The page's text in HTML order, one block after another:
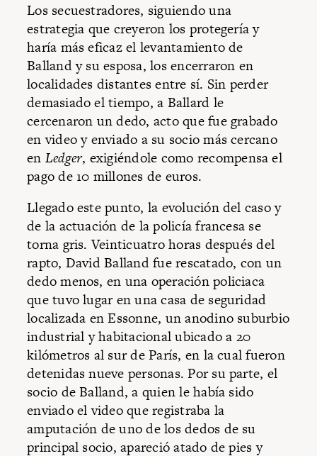
Los secuestradores, siguiendo una
estrategia que creyeron los protegería y
haría más eficaz el levantamiento de
Balland y su esposa, los encerraron en
localidades distantes entre sí. Sin perder
demasiado el tiempo, a Ballard le
cercenaron un dedo, acto que fue grabado
en video y enviado a su socio más cercano
en Ledger, exigiéndole como recompensa el
pago de 10 millones de euros.
Llegado este punto, la evolución del caso y
de la actuación de la policía francesa se
torna gris. Veinticuatro horas después del
rapto, David Balland fue rescatado, con un
dedo menos, en una operación policiaca
que tuvo lugar en una casa de seguridad
localizada en Essonne, un anodino suburbio
industrial y habitacional ubicado a 20
kilómetros al sur de París, en la cual fueron
detenidas nueve personas. Por su parte, el
socio de Balland, a quien le había sido
enviado el video que registraba la
amputación de uno de los dedos de su
principal socio, apareció atado de pies y